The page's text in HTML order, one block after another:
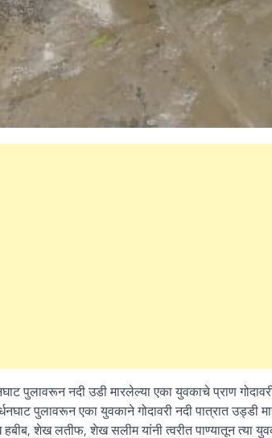
पुलावरून नदी उडी मारलेल्या एका युवकाचे प्राण
पुलावरून एका युवकाने गोदावरी नदी पात्रात उड्डी
शेख लतीफ, शेख सलीम यांनी त्वरीत पाण्यातून त्या